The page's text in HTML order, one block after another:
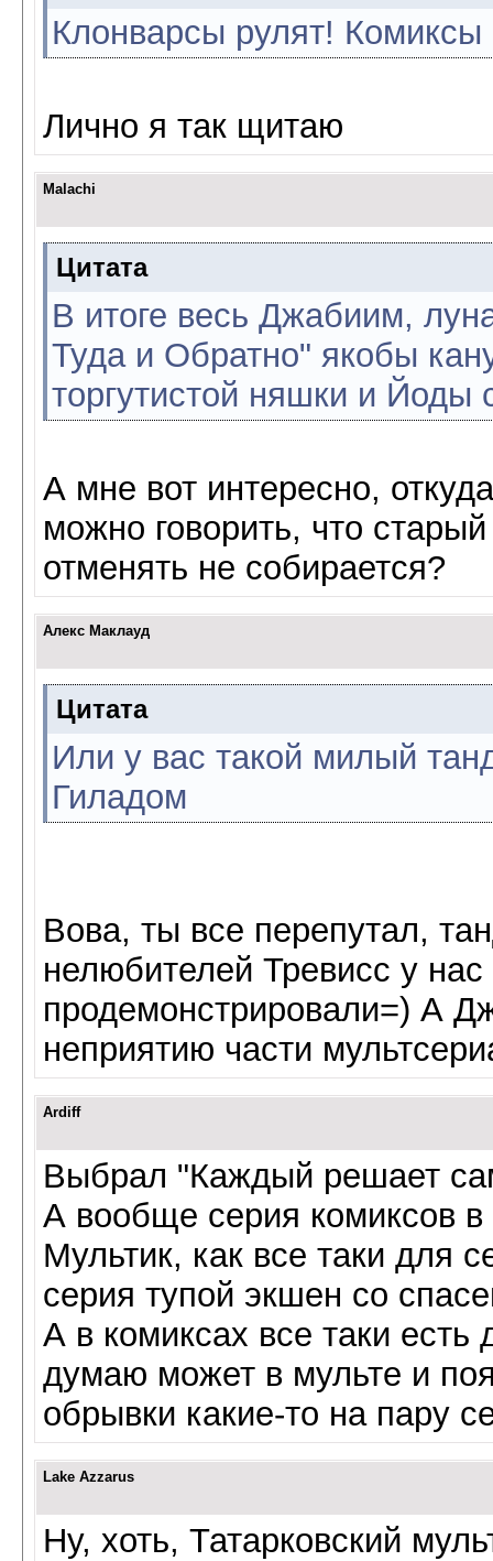
Клонварсы рулят! Комиксы
Лично я так щитаю
Malachi
Цитата
В итоге весь Джабиим,
Туда и Обратно" якобы
торгутистой няшки и
А мне вот интересно,
можно говорить, что
отменять не собирается?
Алекс Маклауд
Цитата
Или у вас такой милый
Гиладом
Вова, ты все перепутал,
нелюбителей Тревисс у
продемонстрировали=) А
неприятию части
Ardiff
Выбрал "Каждый решает
А вообще серия комиксов
Мультик, как все таки для
серия тупой экшен со
А в комиксах все таки
думаю может в мульте и
обрывки какие-то на пару
Lake Azzarus
Ну, хоть, Татарковский